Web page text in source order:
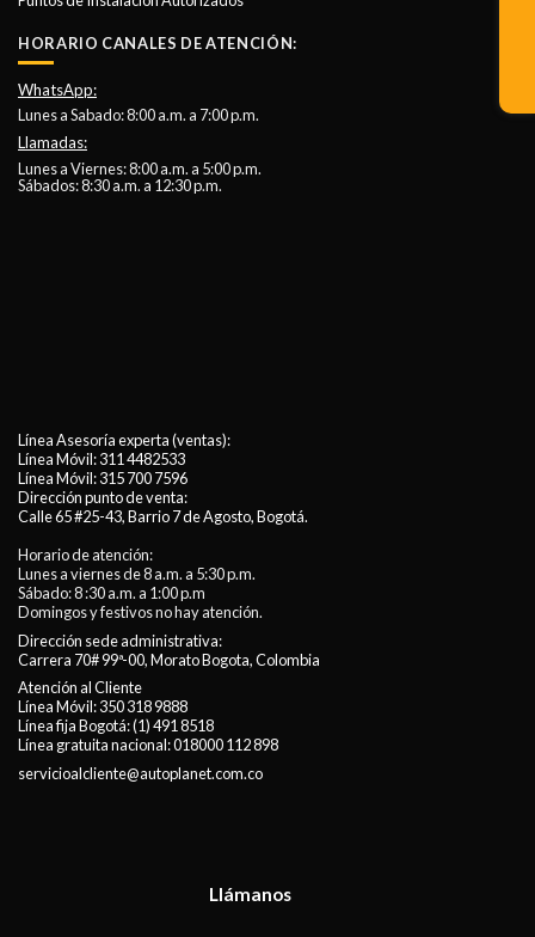
HORARIO CANALES DE ATENCIÓN:
WhatsApp:
Lunes a Sabado: 8:00 a.m. a 7:00 p.m.
Llamadas:
Lunes a Viernes: 8:00 a.m. a 5:00 p.m.
Sábados: 8:30 a.m. a 12:30 p.m.
Línea Asesoría experta (ventas):
Línea Móvil:311 4482533
Línea Móvil:315 700 7596
Dirección punto de venta:
Calle 65 #25-43, Barrio 7 de Agosto, Bogotá.
Horario de atención:
Lunes a viernes de 8 a.m. a 5:30 p.m.
Sábado: 8 :30 a.m. a 1:00 p.m
Domingos y festivos no hay atención.
Dirección sede administrativa:
Carrera 70# 99ª-00, Morato Bogota, Colombia
Atención al Cliente
Línea Móvil:350 318 9888
Línea fija Bogotá:(1) 491 8518
Línea gratuita nacional:018000 112 898
servicioalcliente@autoplanet.com.co
Llámanos